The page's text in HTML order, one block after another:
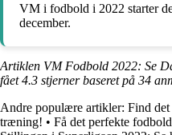
VM i fodbold i 2022 starter
december.
Artiklen VM Fodbold 2022: Se
fået4.3 stjerner baseret på 34
Andre populære artikler: Find
træning! • Få det perfekte